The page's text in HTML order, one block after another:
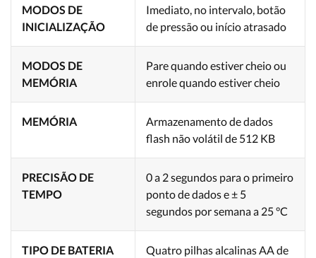
MODOS DE
INICIALIZAÇÃO
Imediato, no intervalo, botão
de pressão ou início atrasado
MODOS DE
MEMÓRIA
Pare quando estiver cheio ou
enrole quando estiver cheio
MEMÓRIA
Armazenamento de dados
flash não volátil de 512 KB
PRECISÃO DE
TEMPO
0 a 2 segundos para o primeiro
ponto de dados e ± 5
segundos por semana a 25 °C
TIPO DE BATERIA
Quatro pilhas alcalinas AA de